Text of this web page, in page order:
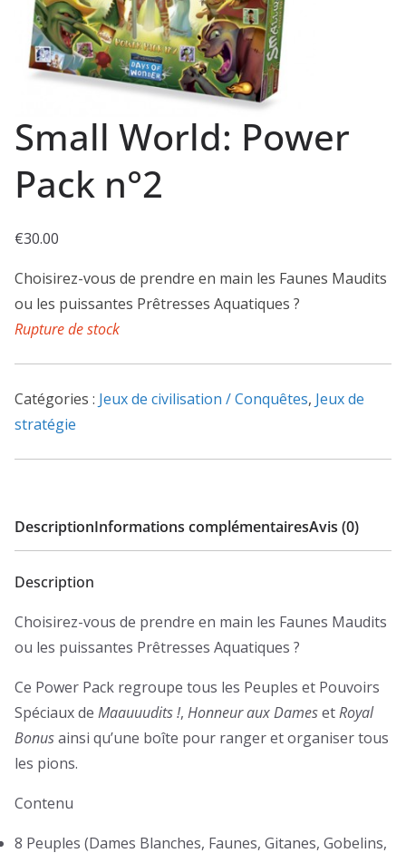
Small World: Power
Pack n°2
€30.00
Choisirez-vous de prendre en main les Faunes Maudits
ou les puissantes Prêtresses Aquatiques ?
Rupture de stock
Catégories : Jeux de civilisation / Conquêtes, Jeux de
stratégie
DescriptionInformations complémentairesAvis (0)
Description
Choisirez-vous de prendre en main les Faunes Maudits
ou les puissantes Prêtresses Aquatiques ?
Ce Power Pack regroupe tous les Peuples et Pouvoirs
Spéciaux de Maauuudits !, Honneur aux DamesetRoyal
Bonusainsi qu’une boîte pour ranger et organiser tous
les pions.
Contenu
8 Peuples (Dames Blanches, Faunes, Gitanes, Gobelins,